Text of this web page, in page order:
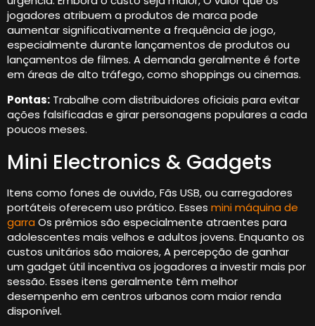
jogadores atribuem a produtos de marca pode
aumentar significativamente a frequência de jogo,
especialmente durante lançamentos de produtos ou
lançamentos de filmes. A demanda geralmente é forte
em áreas de alto tráfego, como shoppings ou cinemas.
Pontas: Trabalhe com distribuidores oficiais para evitar
ações falsificadas e girar personagens populares a cada
poucos meses.
Mini Electronics & Gadgets
Itens como fones de ouvido, Fãs USB, ou carregadores
portáteis oferecem uso prático. Esses mini máquina de
garra Os prêmios são especialmente atraentes para
adolescentes mais velhos e adultos jovens. Enquanto os
custos unitários são maiores, A percepção de ganhar
um gadget útil incentiva os jogadores a investir mais por
sessão. Esses itens geralmente têm melhor
desempenho em centros urbanos com maior renda
disponível.